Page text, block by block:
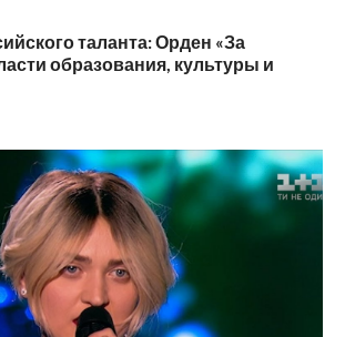
таланта: Орден «За
образования, культуры и